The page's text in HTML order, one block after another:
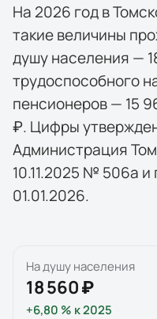
На 2026 год в
такие величины
душу населения —
трудоспособного
пенсионеров — 15
₽. Цифры
Администрация
10.11.2025 № 506а
01.01.2026.
На душу населения
18 560 ₽
+6,80 % к2025